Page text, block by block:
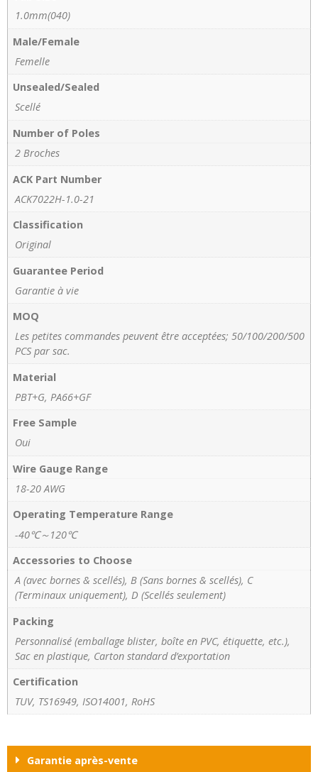
1.0mm(040)
Male/Female
Femelle
Unsealed/Sealed
Scellé
Number of Poles
2 Broches
ACK Part Number
ACK7022H-1.0-21
Classification
Original
Guarantee Period
Garantie à vie
MOQ
Les petites commandes peuvent être acceptées; 50/100/200/500
PCS par sac.
Material
PBT+G, PA66+GF
Free Sample
Oui
Wire Gauge Range
18-20 AWG
Operating Temperature Range
-40℃～120℃
Accessories to Choose
A (avec bornes & scellés), B (Sans bornes & scellés), C
(Terminaux uniquement), D (Scellés seulement)
Packing
Personnalisé (emballage blister, boîte en PVC, étiquette, etc.),
Sac en plastique, Carton standard d’exportation
Certification
TUV, TS16949, ISO14001, RoHS
Garantie après-vente